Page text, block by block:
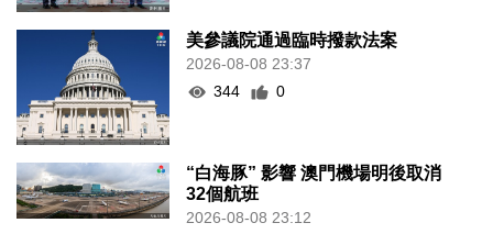
美參議院通過臨時撥款法案
2026-08-08 23:37
344
0
“白海豚” 影響 澳門機場明後取消
32個航班
2026-08-08 23:12